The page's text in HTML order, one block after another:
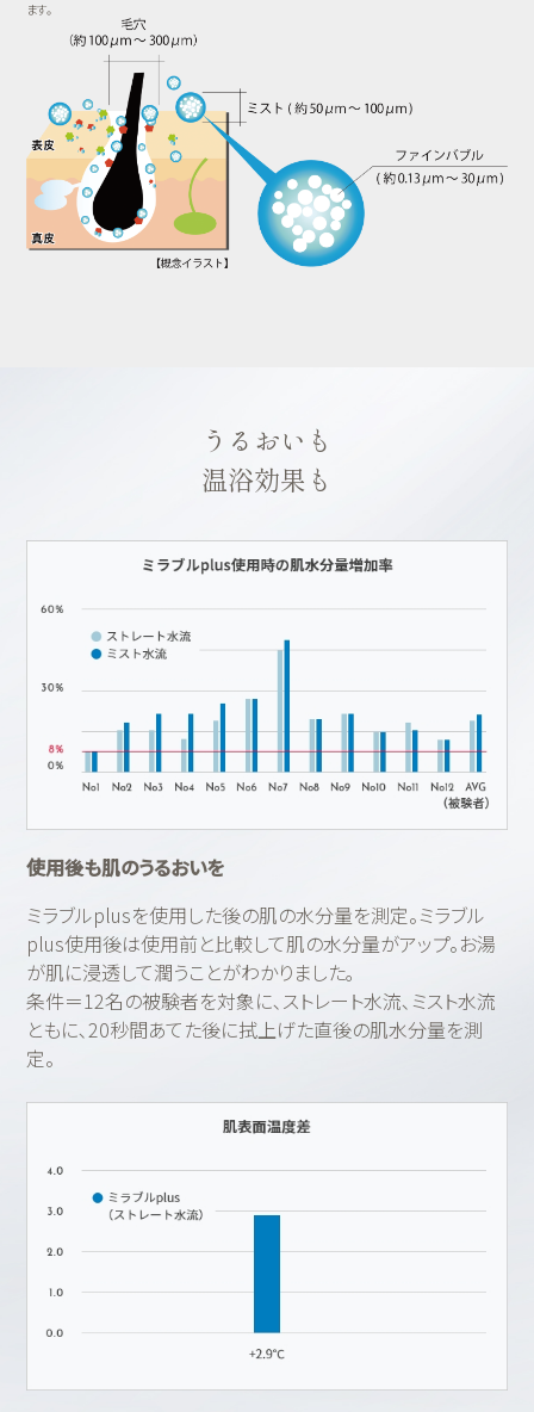
ます。
うるおいも
温浴効果も
使用後も肌のうるおいを
ミラブルplusを使用した後の肌の水分量を測定。ミラブル
plus使用後は使用前と比較して肌の水分量がアップ。お湯
が肌に浸透して潤うことがわかりました｡
条件＝12名の被験者を対象に､ストレート水流､ミスト水流
ともに､20秒間あてた後に拭上げた直後の肌水分量を測
定。